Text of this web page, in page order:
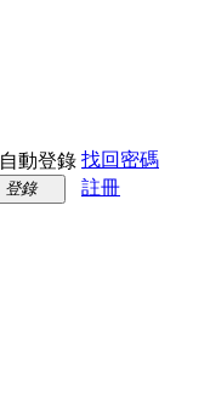
自動登錄 找回密碼
登錄
註冊